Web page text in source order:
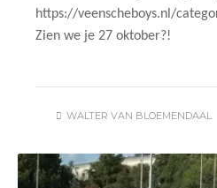
https://veenscheboys.nl/
Zien we je 27 oktober?!
WALTER VAN BLOEMENDAAL